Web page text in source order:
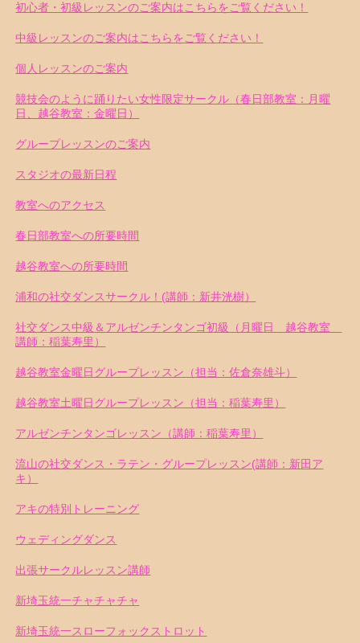
初心者・初級レッスンのご案内はこちらをご覧ください！
中級レッスンのご案内はこちらをご覧ください！
個人レッスンのご案内
競技会のように踊りたい女性限定サークル（春日部教室：月曜
日、越谷教室：金曜日）
グループレッスンのご案内
スタジオの最新日程
教室へのアクセス
春日部教室への所要時間
越谷教室への所要時間
浦和の社交ダンスサークル！(講師：新井洸樹）
社交ダンス中級＆アルゼンチンタンゴ初級（月曜日 越谷教室
講師：稲葉寿里）
越谷教室金曜日グループレッスン（担当：佐倉奈雄斗）
越谷教室土曜日グループレッスン（担当：稲葉寿里）
アルゼンチンタンゴレッスン（講師：稲葉寿里）
流山の社交ダンス・ラテン・グループレッスン(講師：新田ア
キ）
アキの特別トレーニング
ウェディングダンス
出張サークルレッスン講師
新埼玉統一チャチャチャ
新埼玉統一スローフォックストロット